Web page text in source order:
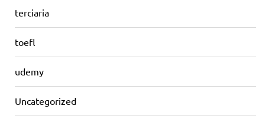
terciaria
toefl
udemy
Uncategorized